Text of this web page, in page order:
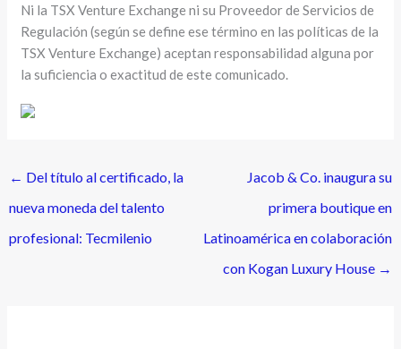
Ni la TSX Venture Exchange ni su Proveedor de Servicios de
Regulación (según se define ese término en las políticas de la
TSX Venture Exchange) aceptan responsabilidad alguna por
la suficiencia o exactitud de este comunicado.
← Del título al certificado, la
nueva moneda del talento
profesional: Tecmilenio
Jacob & Co. inaugura su
primera boutique en
Latinoamérica en colaboración
con Kogan Luxury House →